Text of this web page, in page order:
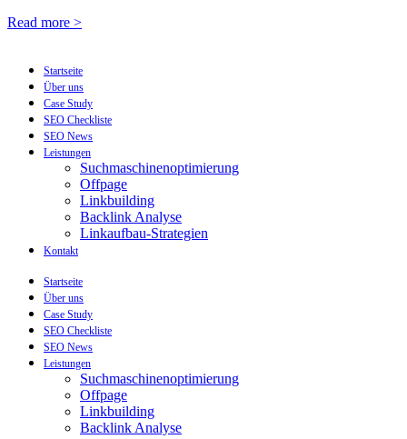
Read more >
Startseite
Über uns
Case Study
SEO Checkliste
SEO News
Leistungen
Suchmaschinenoptimierung
Offpage
Linkbuilding
Backlink Analyse
Linkaufbau-Strategien
Kontakt
Startseite
Über uns
Case Study
SEO Checkliste
SEO News
Leistungen
Suchmaschinenoptimierung
Offpage
Linkbuilding
Backlink Analyse